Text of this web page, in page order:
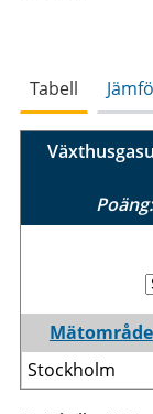
Tabell
Mätområde
Stockholm